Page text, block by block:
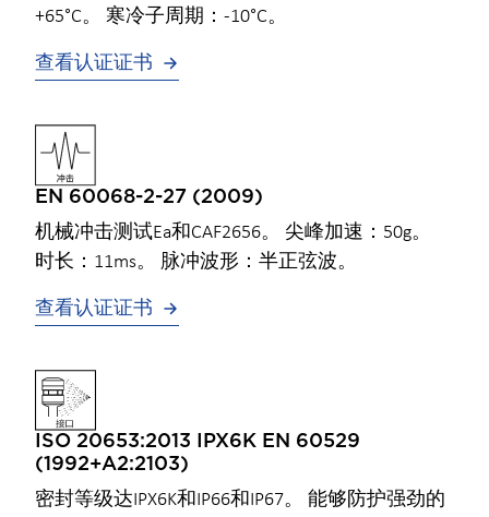
+65°C。 寒冷子周期：-10°C。
查看认证证书
EN 60068-2-27 (2009)
机械冲击测试Ea和CAF2656。 尖峰加速：50g。
时长：11ms。 脉冲波形：半正弦波。
查看认证证书
ISO 20653:2013 IPX6K EN 60529
(1992+A2:2103)
密封等级达IPX6K和IP66和IP67。 能够防护强劲的